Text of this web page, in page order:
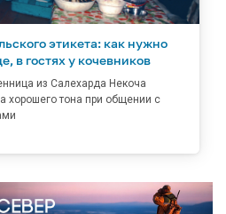
этикета: как нужно
в гостях у кочевников
из Салехарда Некоча
хорошего тона при общении с